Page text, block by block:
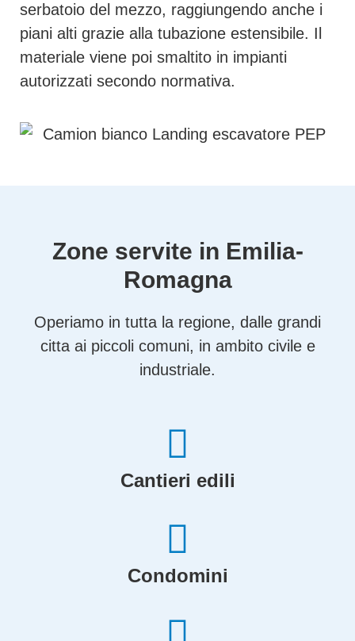
serbatoio del mezzo, raggiungendo anche i
piani alti grazie alla tubazione estensibile. Il
materiale viene poi smaltito in impianti
autorizzati secondo normativa.
Zone servite in Emilia-
Romagna
Operiamo in tutta la regione, dalle grandi
citta ai piccoli comuni, in ambito civile e
industriale.
Cantieri edili
Condomini